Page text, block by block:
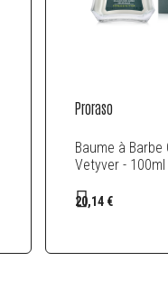
Proraso
Baume à Barbe
Vetyver - 100ml
20,14 €